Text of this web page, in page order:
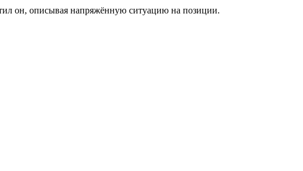
он, описывая напряжённую ситуацию на позиции.